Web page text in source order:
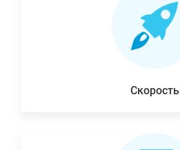
Скорость